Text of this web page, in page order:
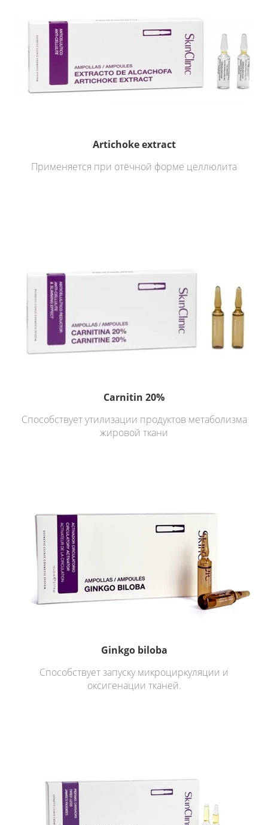
Artichoke extract
Применяется при отёчной форме целлюлита
Carnitin 20%
Cпособствует утилизации продуктов метаболизма
жировой ткани
Ginkgo biloba
Способствует запуску микроциркуляции и
оксигенации тканей.